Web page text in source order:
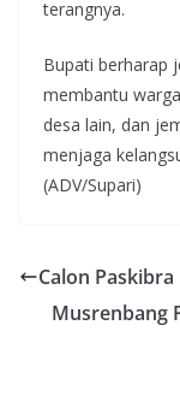
terangnya.
Bupati berharap
membantu
desa lain, dan
menjaga
(ADV/Supari)
Calon
Musrenbang